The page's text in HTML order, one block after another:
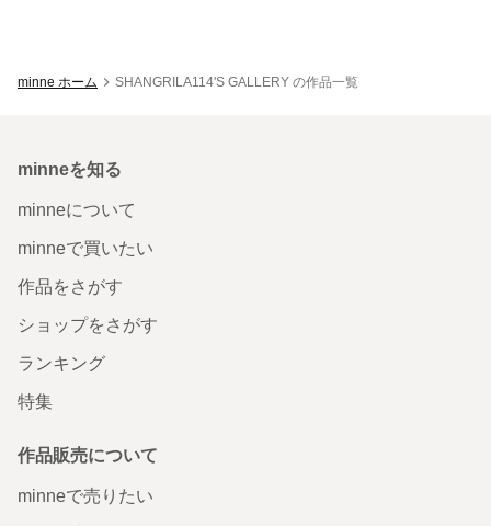
minne ホーム SHANGRILA114'S GALLERY の作品一覧
minneを知る
minneについて
minneで買いたい
作品をさがす
ショップをさがす
ランキング
特集
作品販売について
minneで売りたい